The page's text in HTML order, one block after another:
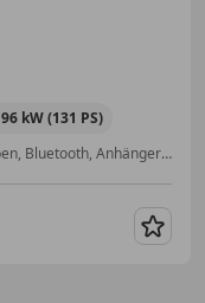
96 kW (131 PS)
Einparkhilfe Sensoren vorne, Getönte Scheiben, Bluetooth, Anhängerkupplung, Armlehne, Lordosenstütze, Reserverad, USB